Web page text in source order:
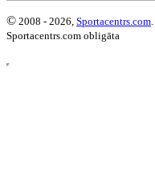
© 2008 - 2026, Sportacentrs.com
Sportacentrs.com obligāta